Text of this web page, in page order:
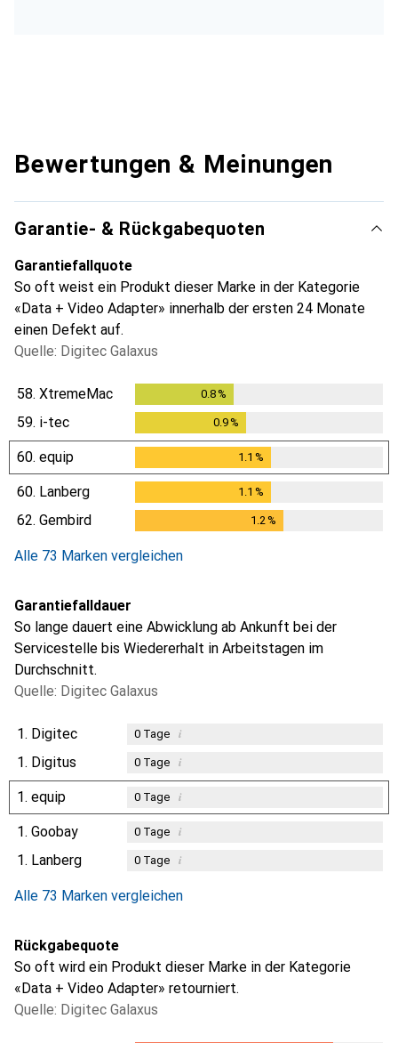
Bewertungen & Meinungen
Garantie- & Rückgabequoten
Garantiefallquote
So oft weist ein Produkt dieser Marke in der Kategorie
«Data + Video Adapter» innerhalb der ersten 24 Monate
einen Defekt auf.
Quelle: Digitec Galaxus
58. XtremeMac 0.8 %
59. i-tec 0.9%
60. equip 1.1 %
60. Lanberg 1.1 %
62. Gembird 1.2%
Alle 73 Marken vergleichen
Garantiefalldauer
So lange dauert eine Abwicklung ab Ankunft bei der
Servicestelle bis Wiedererhalt in Arbeitstagen im
Durchschnitt.
Quelle: Digitec Galaxus
1. Digitec 0Tage i
1. Digitus 0Tage i
1. equip 0Tage i
1. Goobay 0Tage i
1. Lanberg 0Tage i
Alle 73 Marken vergleichen
Rückgabequote
So oft wird ein Produkt dieser Marke in der Kategorie
«Data + Video Adapter» retourniert.
Quelle: Digitec Galaxus